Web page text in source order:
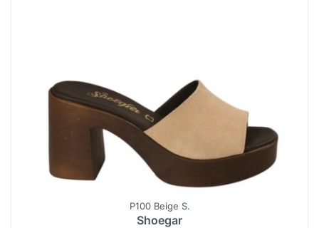
P100 Beige S.
Shoegar